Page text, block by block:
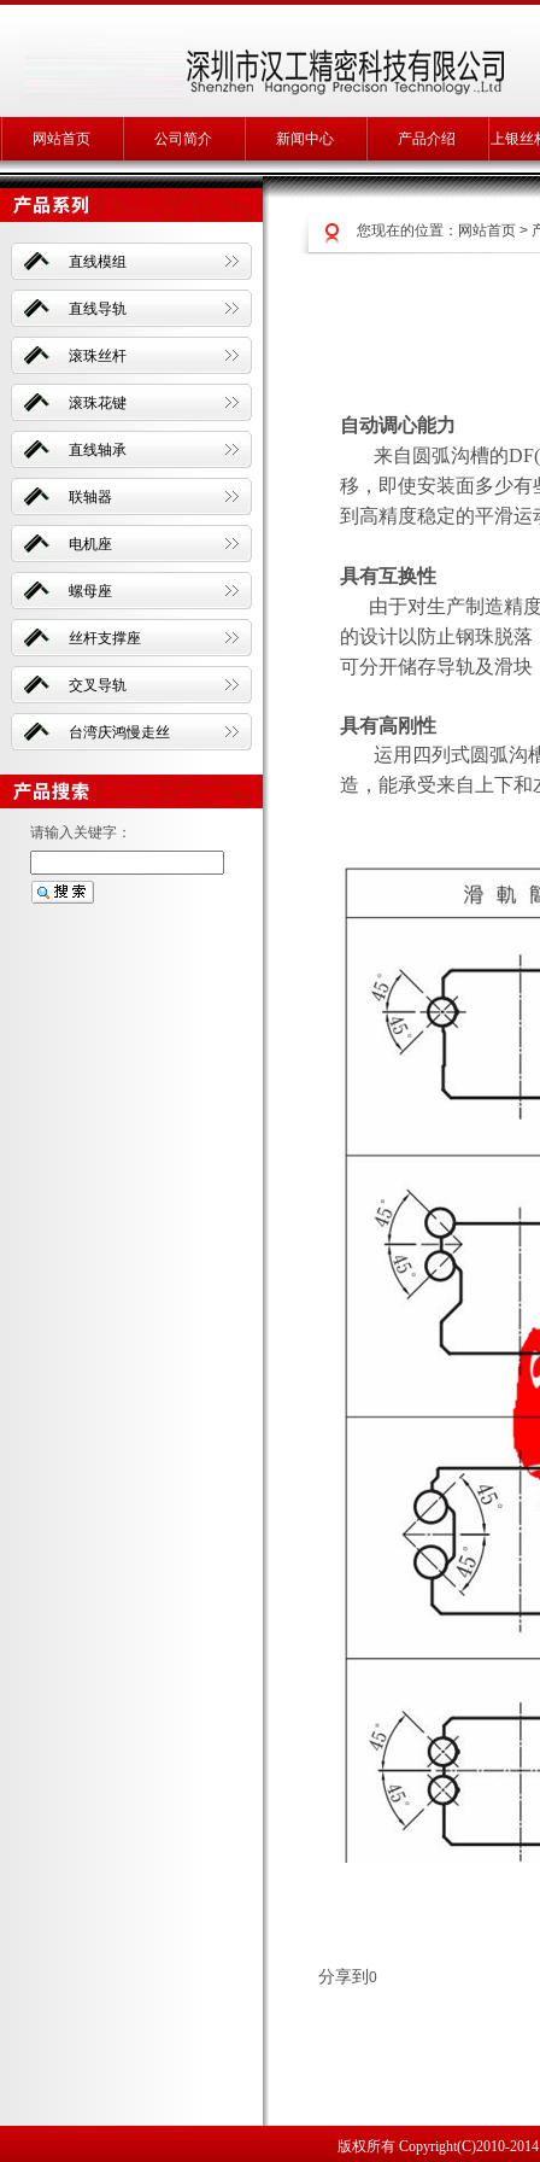
网站首页 公司简介 新闻中心 产品介绍 上银丝
直线模组
直线导轨
滚珠丝杆
滚珠花键
直线轴承
联轴器
电机座
螺母座
丝杆支撑座
交叉导轨
台湾庆鸿慢走丝
请输入关键字：
您现在的位置： 网站首页 >
自动调心能力
来自圆弧沟槽的
移，即使安装面多少
到高精度稳定的平滑运
具有互换性
由于对生产制造精度
的设计以防止钢珠脱
可分开储存导轨及滑块
具有高刚性
运用四列式圆弧沟槽
造，能承受来自上下
分享到 0
版权所有 Copyright(C)2010-